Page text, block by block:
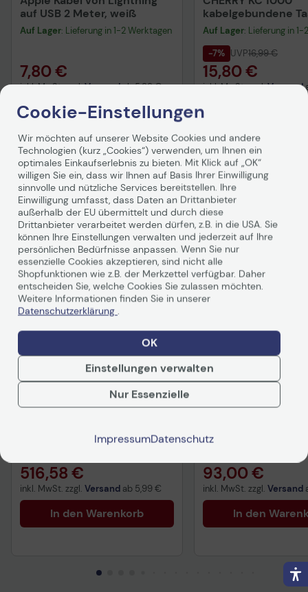
auf USB 2 Meter, weiß
Auf Lager: Lieferung in 1-2 Werktagen
7,80 €
inkl. MwSt. zzgl.Versandab5,99 €
In den Warenkorb
kabelgebundene
QWERTZ DE -
Auf Lager: Lieferung in
-7% UVP16,99 €
15,80 €
inkl. MwSt. zzgl.Versand
Technisches
Kunden haben ebenfalls gekauft
Xerox Original C410/C415
: Lieferung in 1-2 Werktagen
516,58 €
inkl. MwSt. zzgl. Versand ab 5,99 €
In den Warenkorb
xerox 006R04821
93,00 €
inkl. MwSt. zzgl. Versand
In den
Cookie-Einstellungen
Wir möchten auf unserer Website Cookies und andere
Technologien (kurz „Cookies“) verwenden, um Ihnen ein
optimales Einkaufserlebnis zu bieten. Mit Klick auf „OK“
willigen Sie ein, dass wir Ihnen auf Basis Ihrer Einwilligung
sinnvolle und nützliche Services bereitstellen. Ihre
Einwilligung umfasst, dass Daten an Drittanbieter
außerhalb der EU übermittelt und durch diese
Drittanbieter verarbeitet werden dürfen, z.B. in die USA. Sie
können Ihre Einstellungen verwalten und jederzeit auf Ihre
persönlichen Bedürfnisse anpassen. Wenn Sie nur
essenzielle Cookies akzeptieren, sind nicht alle
Shopfunktionen wie z.B. der Merkzettel verfügbar. Daher
entscheiden Sie, welche Cookies Sie zulassen möchten.
Weitere Informationen finden Sie in unserer
Datenschutzerklärung .
OK
Einstellungen verwalten
Nur Essenzielle
ImpressumDatenschutz